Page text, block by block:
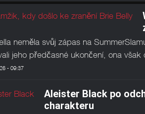
neměla svůj zápas na
jeho předčasné ukončení, ona
- 09:37
Aleister Black po
charakteru